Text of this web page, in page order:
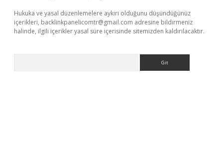
Hukuka ve yasal düzenlemelere aykırı olduğunu düşündüğünüz
içerikleri, backlinkpanelicomtr@gmail.com adresine bildirmeniz
halinde, ilgili içerikler yasal süre içerisinde sitemizden kaldırılacaktır.